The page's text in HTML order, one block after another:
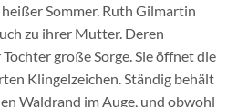
heißer Sommer. Ruth Gilmartin
zu ihrer Mutter. Deren
große Sorge. Sie öffnet die
Klingelzeichen. Ständig behält
Waldrand im Auge, und obwohl